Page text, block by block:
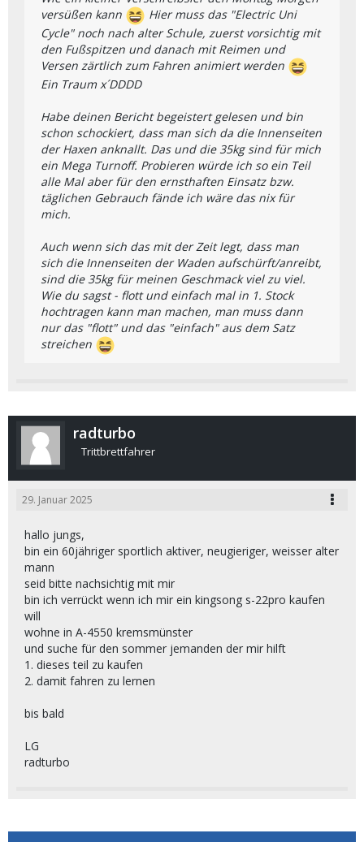
versüßen kann
Hier muss das "Electric Uni
Cycle" noch nach alter Schule, zuerst vorsichtig mit
den Fußspitzen und danach mit Reimen und
Versen zärtlich zum Fahren animiert werden
Ein Traum x´DDDD
Habe deinen Bericht begeistert gelesen und bin
schon schockiert, dass man sich da die Innenseiten
der Haxen anknallt. Das und die 35kg sind für mich
ein Mega Turnoff. Probieren würde ich so ein Teil
alle Mal aber für den ernsthaften Einsatz bzw.
täglichen Gebrauch fände ich wäre das nix für
mich.
Auch wenn sich das mit der Zeit legt, dass man
sich die Innenseiten der Waden aufschürft/anreibt,
sind die 35kg für meinen Geschmack viel zu viel.
Wie du sagst - flott und einfach mal in 1. Stock
hochtragen kann man machen, man muss dann
nur das "flott" und das "einfach" aus dem Satz
streichen
radturbo
Trittbrettfahrer
29. Januar 2025
hallo jungs,
bin ein 60jähriger sportlich aktiver, neugieriger, weisser alter
mann
seid bitte nachsichtig mit mir
bin ich verrückt wenn ich mir ein kingsong s-22pro kaufen
will
wohne in A-4550 kremsmünster
und suche für den sommer jemanden der mir hilft
1. dieses teil zu kaufen
2. damit fahren zu lernen
bis bald
LG
radturbo